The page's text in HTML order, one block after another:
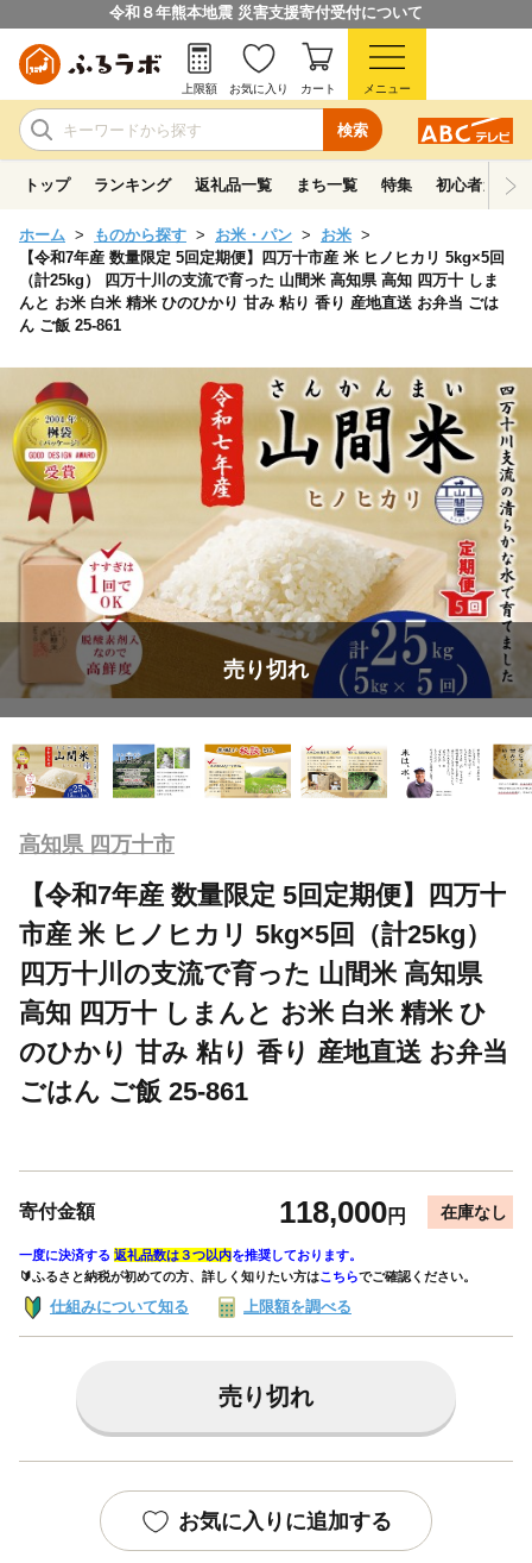
令和８年熊本地震 災害支援寄付受付について
検索
上限額 お気に入り カート メニュー
トップ ランキング 返礼品一覧 まち一覧 特集 初心者ガイド
ホーム ものから探す お米・パン
お米
【令和7年産 数量限定 5回定期便】四万十市産 米 ヒノヒカリ 5kg×5回
（計25kg） 四万十川の支流で育った 山間米 高知県 高知 四万十 しま
んと お米 白米 精米 ひのひかり 甘み 粘り 香り 産地直送 お弁当 ごは
ん ご飯 25-861
売り切れ
高知県 四万十市
【令和7年産 数量限定 5回定期便】四万十
市産 米 ヒノヒカリ 5kg×5回（計25kg）
四万十川の支流で育った 山間米 高知県
高知 四万十 しまんと お米 白米 精米 ひ
のひかり 甘み 粘り 香り 産地直送 お弁当
ごはん ご飯 25-861
寄付金額 118,000円 在庫なし
一度に決済する 返礼品数は３つ以内を推奨しております。
🔰ふるさと納税が初めての方、詳しく知りたい方はこちらでご確認ください。
仕組みについて知る 上限額を調べる
売り切れ
お気に入りに追加する